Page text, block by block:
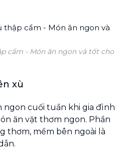
cẩm - Món ăn ngon và tốt cho
xù
ngon cuối tuần khi gia đình
ăn vặt thơm ngon. Phần
thơm, mềm bên ngoài là